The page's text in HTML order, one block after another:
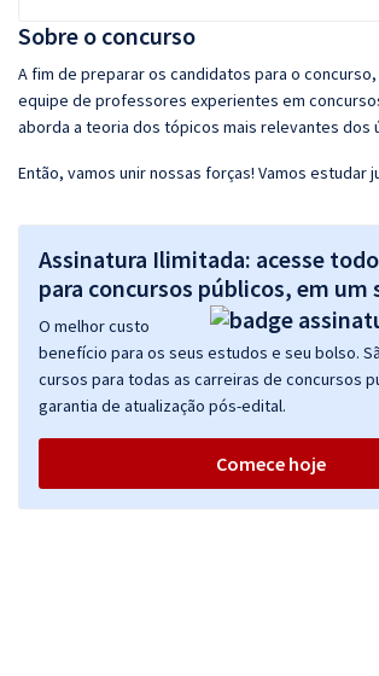
Sobre o concurso
A fim de preparar os candidatos para o concurso,
equipe de professores experientes em
aborda a teoria dos tópicos mais relevantes dos
Então, vamos unir nossas forças! Vamos estudar
Assinatura Ilimitada: acesse
para concursos públicos, em um
O melhor custo
benefício para os seus estudos e seu bolso.
cursos para todas as carreiras de concursos
garantia de atualização pós-edital.
Comece hoje